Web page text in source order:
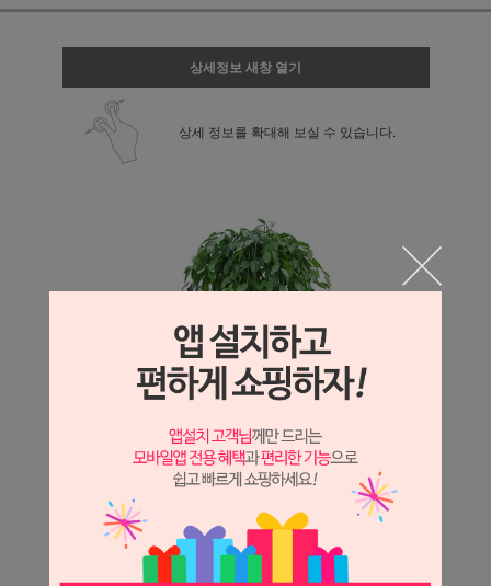
상세정보 새창 열기
상세 정보를 확대해 보실 수 있습니다.